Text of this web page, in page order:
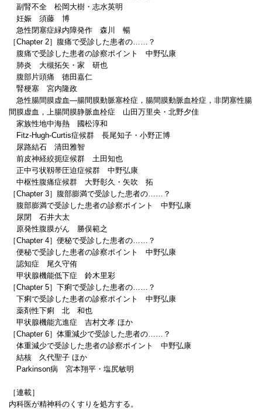
副腎不全 松岡大樹・志水英明
妊娠 須藤 博
急性閉塞症緑内障発作 森川 暢
［Chapter 2］腹痛で受診した患者の……？
腹痛で受診した患者の診察ポイント 中野弘康
肺炎 大槻拓矢・家 研也
腹部片頭痛 徳田嘉仁
腎梗塞 宮内隆政
急性腸間膜虚血―腸間膜動脈塞栓症，腸間膜動脈血栓症，非閉塞性腸
間膜虚血，上腸間膜静脈血栓症 山田万里央・北野夕佳
家族性地中海熱 國松淳和
Fitz-Hugh-Curtis症候群 長尾知子・小野正博
尿路結石 清田雅智
前皮神経絞扼症候群 土田知也
正中弓状靱帯圧迫症候群 中野弘康
中枢性腹痛症候群 大野彰久・矢吹 拓
［Chapter 3］腹部膨満で受診した患者の……？
腹部膨満で受診した患者の診察ポイント 中野弘康
尿閉 石井大太
原発性腹膜がん 勝俣範之
［Chapter 4］便秘で受診した患者の……？
便秘で受診した患者の診察ポイント 中野弘康
認知症 尾久守侑
甲状腺機能低下症 鈴木里彩
［Chapter 5］下痢で受診した患者の……？
下痢で受診した患者の診察ポイント 中野弘康
薬剤性下痢 北 和也
甲状腺機能亢進症 吉村文孝 ほか
［Chapter 6］体重減少で受診した患者の……？
体重減少で受診した患者の診察ポイント 中野弘康
結核 久代聖子 ほか
Parkinson病 宮本翔平・塩尻敏明
［連載］
内科医が精神科のくすりを処方する。